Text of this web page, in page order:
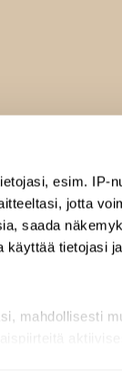
esim. IP-
jotta
saada
tietojasi
mahdollisesti